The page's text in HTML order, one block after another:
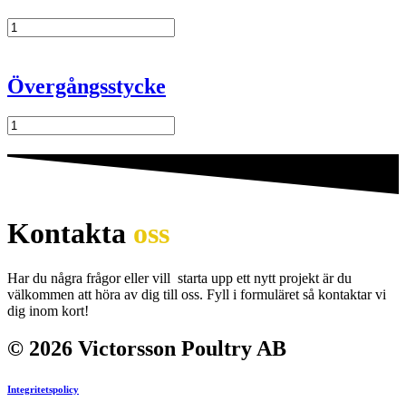
Krök
mängd
Övergångsstycke
Övergångsstycke
mängd
Kontakta oss
Har du några frågor eller vill starta upp ett nytt projekt är du
välkommen att höra av dig till oss. Fyll i formuläret så kontaktar vi
dig inom kort!
© 2026 Victorsson Poultry AB
Integritetspolicy